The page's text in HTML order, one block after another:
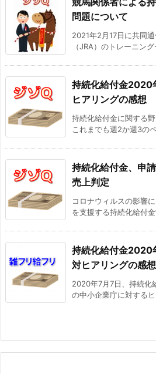
問題について
2021年2月17日に共同
（JRA）のトレーニン
持続化給付金2020
ヒアリングの感想
持続化給付金に関する
これまでも週2か週3の
持続化給付金、申
売上判定
コロナウィルスの影響
を支援する持続化給付
持続化給付金2020
対ヒアリングの感想
2020年7月7日、持続化
の中小企業庁に対する